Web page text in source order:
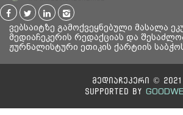
ვებსაიტზე გამოქვეყნებული მასალა
მედიაჩეკერის რედაქციას და
ჟურნალისტური ეთიკის ქარტიის
მედიაჩეკერი © 2021
Supported By